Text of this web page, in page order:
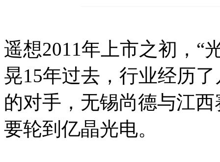
遥想2011年上市之初，“
晃15年过去，行业经历
的对手，无锡尚德与江
要轮到亿晶光电。